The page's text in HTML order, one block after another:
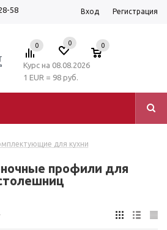
58 Вход Регистрация
0 0 0
Курс на 08.08.2026
1 EUR = 98 руб.
для кухни
профили для